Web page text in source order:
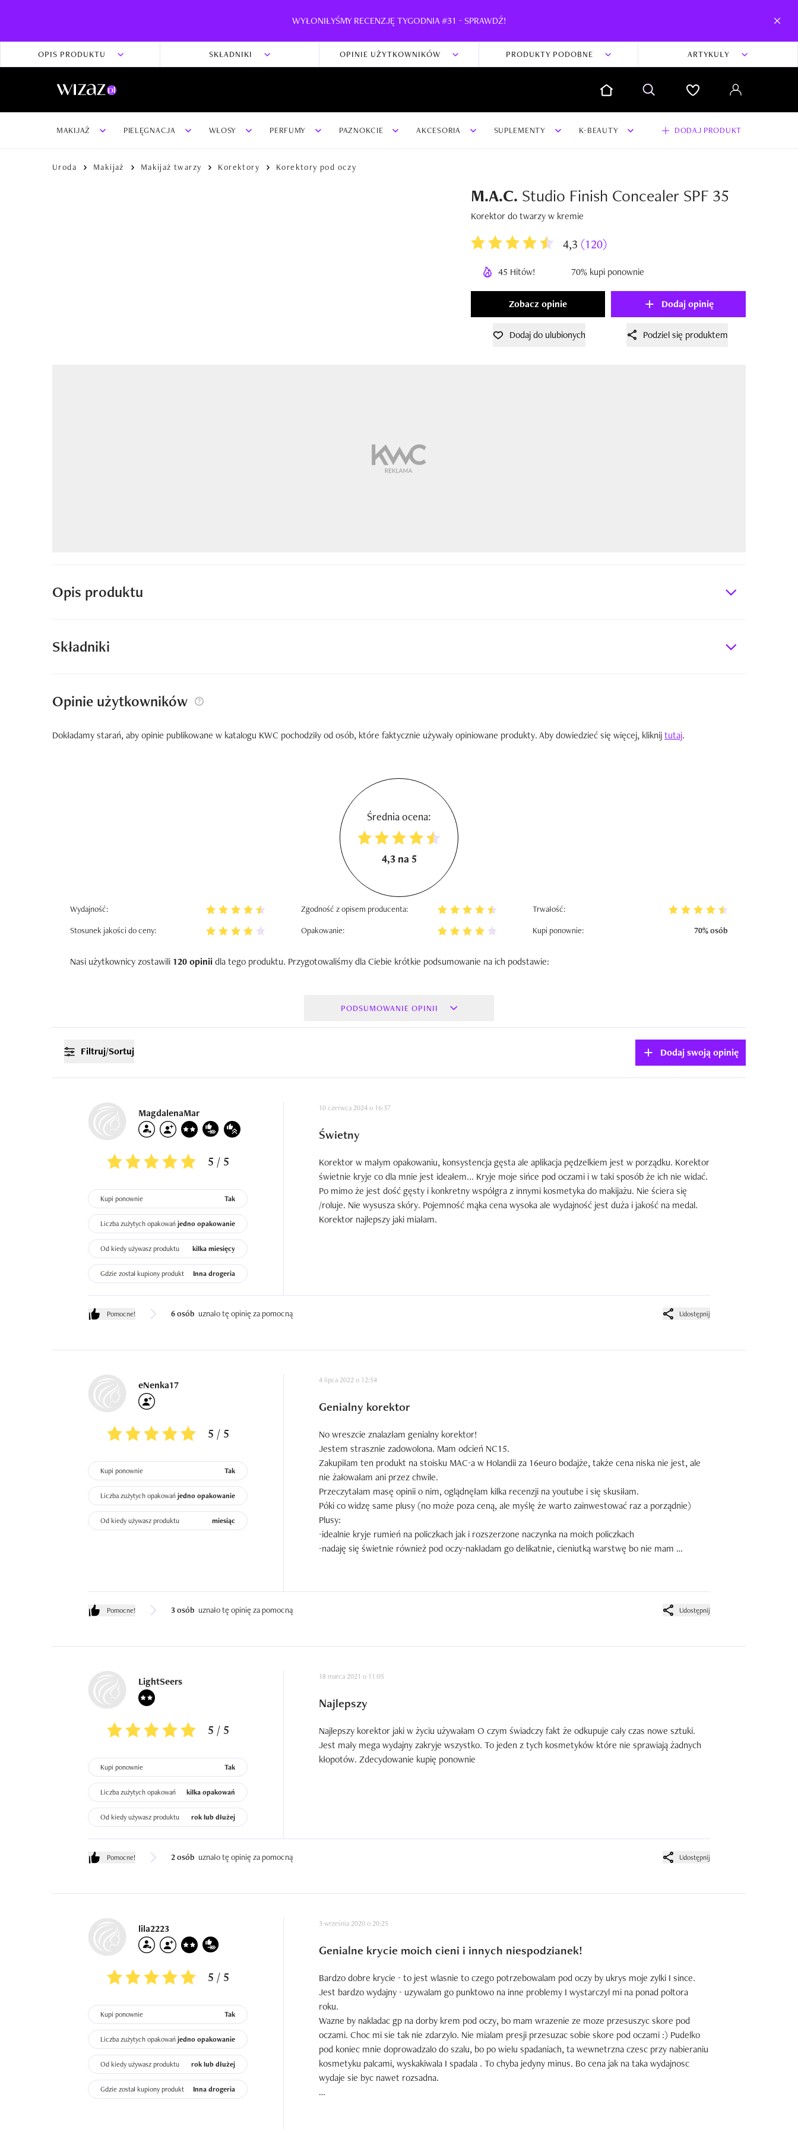
WYŁONIŁYŚMY RECENZJĘ TYGODNIA #31 - SPRAWDŹ!
OPIS PRODUKTU SKŁADNIKI OPINIE UŻYTKOWNIKÓW PRODUKTY PODOBNE ARTYKUŁY
MAKIJAŻ PIELĘGNACJA WŁOSY PERFUMY PAZNOKCIE AKCESORIA SUPLEMENTY K-BEAUTY DODAJ PRODUKT
Uroda Makijaż Makijaż twarzy Korektory Korektory pod oczy
dodaj swoją opinię i zdjęcia do produktu
M.A.C. Studio Finish Concealer SPF 35
Korektor do twarzy w kremie
4,3 (120)
45 Hitów! 70% kupi ponownie
Zobacz opinie Dodaj opinię
Dodaj do ulubionych Podziel się produktem
Opis produktu
Składniki
Opinie użytkowników
Dokładamy starań, aby opinie publikowane w katalogu KWC pochodziły od osób, które faktycznie używały opiniowane produkty. Aby dowiedzieć się więcej, kliknijtutaj.
Średnia ocena:
4,3 na 5
Wydajność: Zgodność z opisem producenta:
Trwałość:
Stosunek jakości do ceny:
Opakowanie: Kupi ponownie: 70% osób
Nasi użytkownicy zostawili 120 opiniidla tego produktu. Przygotowaliśmy dla Ciebie krótkie podsumowanie na ich podstawie:
PODSUMOWANIE OPINII
Dodaj swoją opinię
Filtruj/Sortuj
MagdalenaMar
5 / 5
Kupi ponownie Tak
Liczba zużytych opakowań jedno opakowanie
Od kiedy używasz produktu kilka miesięcy
Gdzie został kupiony produkt Inna drogeria
10 czerwca 2024 o 16:37
Świetny
Korektor w małym opakowaniu, konsystencja gęsta ale aplikacja pędzelkiem jest w porządku. Korektor
świetnie kryje co dla mnie jest ideałem... Kryje moje sińce pod oczami i w taki sposób że ich nie widać.
Po mimo że jest dość gęsty i konkretny współgra z innymi kosmetyka do makijażu. Nie ściera się
/roluje. Nie wysusza skóry. Pojemność mąka cena wysoka ale wydajność jest duża i jakość na medal.
Korektor najlepszy jaki miałam.
Pomocne! 6 osób uznało tę opinię za pomocną Udostępnij
eNenka17
5 / 5
Kupi ponownie Tak
Liczba zużytych opakowań jedno opakowanie
Od kiedy używasz produktu miesiąc
4 lipca 2022 o 12:54
Genialny korektor
No wreszcie znalazłam genialny korektor!
Jestem strasznie zadowolona. Mam odcień NC15.
Zakupiłam ten produkt na stoisku MAC-a w Holandii za 16euro bodajże, także cena niska nie jest, ale
nie żałowałam ani przez chwile.
Przeczytałam masę opinii o nim, oglądnęłam kilka recenzji na youtube i się skusiłam.
Póki co widzę same plusy (no może poza ceną, ale myślę że warto zainwestować raz a porządnie)
Plusy:
-idealnie kryje rumień na policzkach jak i rozszerzone naczynka na moich policzkach
-nadaję się świetnie również pod oczy-nakładam go delikatnie, cieniutką warstwę bo nie mam
-pięknie wtapia się w podkład
-gęsty- idealny do aplikacji pędzlem
Pomocne! 3 osób uznało tę opinię za pomocną Udostępnij
LightSeers
5 / 5
Kupi ponownie Tak
Liczba zużytych opakowań kilka opakowań
Od kiedy używasz produktu rok lub dłużej
18 marca 2021 o 11:05
Najlepszy
Najlepszy korektor jaki w życiu używałam O czym świadczy fakt że odkupuje cały czas nowe sztuki.
Jest mały mega wydajny zakryje wszystko. To jeden z tych kosmetyków które nie sprawiają żadnych
kłopotów. Zdecydowanie kupię ponownie
Pomocne! 2 osób uznało tę opinię za pomocną Udostępnij
lila2223
5 / 5
Kupi ponownie Tak
Liczba zużytych opakowań jedno opakowanie
Od kiedy używasz produktu rok lub dłużej
Gdzie został kupiony produkt Inna drogeria
3 września 2020 o 20:25
Genialne krycie moich cieni i innych niespodzianek!
Bardzo dobre krycie - to jest wlasnie to czego potrzebowalam pod oczy by ukrys moje zylki I since.
Jest bardzo wydajny - uzywalam go punktowo na inne problemy I wystarczyl mi na ponad poltora
roku.
Wazne by nakladac gp na dorby krem pod oczy, bo mam wrazenie ze moze przesuszyc skore pod
oczami. Choc mi sie tak nie zdarzylo. Nie mialam presji przesuzac sobie skore pod oczami :) Pudelko
pod koniec mnie doprowadzalo do szalu, bo po wielu spadaniach, ta wewnetrzna czesc przy nabieraniu
kosmetyku palcami, wyskakiwala I spadala . To chyba jedyny minus. Bo cena jak na taka wydajnosc
wydaje sie byc nawet rozsadna.